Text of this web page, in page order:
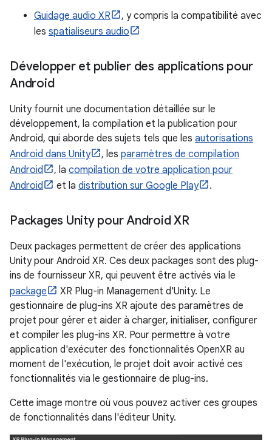
Guidage audio XR
, y compris la compatibilité avec
les spatialiseurs audio
Développer et publier des applications pour
Android
Unity fournit une documentation détaillée sur le
développement, la compilation et la publication pour
Android, qui aborde des sujets tels que les autorisations
Android dans Unity
, les paramètres de compilation
Android
, la compilation de votre application pour
Android
et la distribution sur Google Play .
Packages Unity pour Android XR
Deux packages permettent de créer des applications
Unity pour Android XR. Ces deux packages sont des plug-
ins de fournisseur XR, qui peuvent être activés via le
package
XR Plug-in Management d'Unity. Le
gestionnaire de plug-ins XR ajoute des paramètres de
projet pour gérer et aider à charger, initialiser, configurer
et compiler les plug-ins XR. Pour permettre à votre
application d'exécuter des fonctionnalités OpenXR au
moment de l'exécution, le projet doit avoir activé ces
fonctionnalités via le gestionnaire de plug-ins.
Cette image montre où vous pouvez activer ces groupes
de fonctionnalités dans l'éditeur Unity.